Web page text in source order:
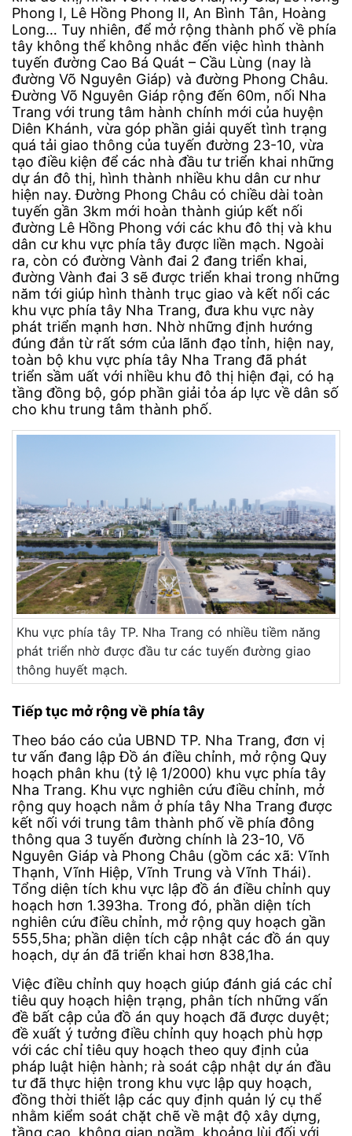
Phong I, Lê Hồng Phong II, An Bình Tân, Hoàng
Long… Tuy nhiên, để mở rộng thành phố về phía
tây không thể không nhắc đến việc hình thành
tuyến đường Cao Bá Quát – Cầu Lùng (nay là
đường Võ Nguyên Giáp) và đường Phong Châu.
Đường Võ Nguyên Giáp rộng đến 60m, nối Nha
Trang với trung tâm hành chính mới của huyện
Diên Khánh, vừa góp phần giải quyết tình trạng
quá tải giao thông của tuyến đường 23-10, vừa
tạo điều kiện để các nhà đầu tư triển khai những
dự án đô thị, hình thành nhiều khu dân cư như
hiện nay. Đường Phong Châu có chiều dài toàn
tuyến gần 3km mới hoàn thành giúp kết nối
đường Lê Hồng Phong với các khu đô thị và khu
dân cư khu vực phía tây được liền mạch. Ngoài
ra, còn có đường Vành đai 2 đang triển khai,
đường Vành đai 3 sẽ được triển khai trong những
năm tới giúp hình thành trục giao và kết nối các
khu vực phía tây Nha Trang, đưa khu vực này
phát triển mạnh hơn. Nhờ những định hướng
đúng đắn từ rất sớm của lãnh đạo tỉnh, hiện nay,
toàn bộ khu vực phía tây Nha Trang đã phát
triển sầm uất với nhiều khu đô thị hiện đại, có hạ
tầng đồng bộ, góp phần giải tỏa áp lực về dân số
cho khu trung tâm thành phố.
Khu vực phía tây TP. Nha Trang có nhiều tiềm năng
phát triển nhờ được đầu tư các tuyến đường giao
thông huyết mạch.
Tiếp tục mở rộng về phía tây
Theo báo cáo của UBND TP. Nha Trang, đơn vị
tư vấn đang lập Đồ án điều chỉnh, mở rộng Quy
hoạch phân khu (tỷ lệ 1/2000) khu vực phía tây
Nha Trang. Khu vực nghiên cứu điều chỉnh, mở
rộng quy hoạch nằm ở phía tây Nha Trang được
kết nối với trung tâm thành phố về phía đông
thông qua 3 tuyến đường chính là 23-10, Võ
Nguyên Giáp và Phong Châu (gồm các xã: Vĩnh
Thạnh, Vĩnh Hiệp, Vĩnh Trung và Vĩnh Thái).
Tổng diện tích khu vực lập đồ án điều chỉnh quy
hoạch hơn 1.393ha. Trong đó, phần diện tích
nghiên cứu điều chỉnh, mở rộng quy hoạch gần
555,5ha; phần diện tích cập nhật các đồ án quy
hoạch, dự án đã triển khai hơn 838,1ha.
Việc điều chỉnh quy hoạch giúp đánh giá các chỉ
tiêu quy hoạch hiện trạng, phân tích những vấn
đề bất cập của đồ án quy hoạch đã được duyệt;
đề xuất ý tưởng điều chỉnh quy hoạch phù hợp
với các chỉ tiêu quy hoạch theo quy định của
pháp luật hiện hành; rà soát cập nhật dự án đầu
tư đã thực hiện trong khu vực lập quy hoạch,
đồng thời thiết lập các quy định quản lý cụ thể
nhằm kiểm soát chặt chẽ về mật độ xây dựng,
tầng cao, không gian ngầm, khoảng lùi đối với